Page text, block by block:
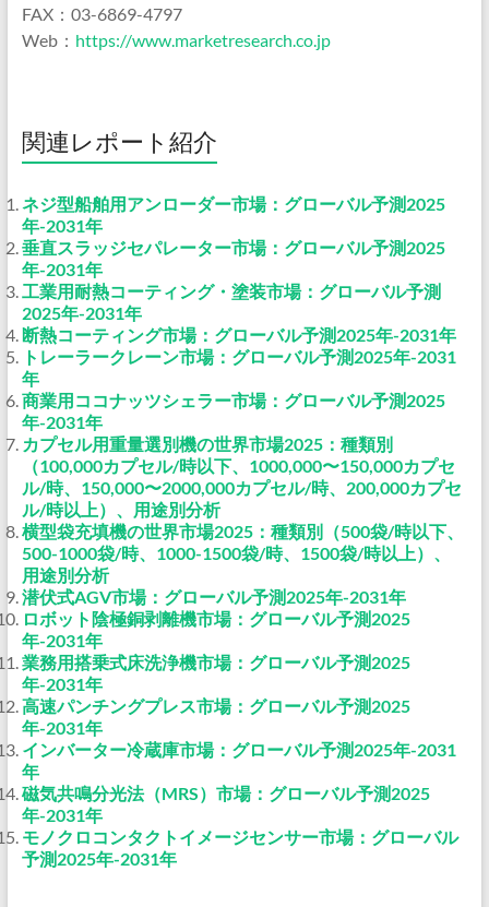
FAX：03-6869-4797
Web： https://www.marketresearch.co.jp
関連レポート紹介
ネジ型船舶用アンローダー市場：グローバル予測2025
年-2031年
垂直スラッジセパレーター市場：グローバル予測2025
年-2031年
工業用耐熱コーティング・塗装市場：グローバル予測
2025年-2031年
断熱コーティング市場：グローバル予測2025年-2031年
トレーラークレーン市場：グローバル予測2025年-2031
年
商業用ココナッツシェラー市場：グローバル予測2025
年-2031年
カプセル用重量選別機の世界市場2025：種類別
（100,000カプセル/時以下、1000,000〜150,000カプセ
ル/時、150,000〜2000,000カプセル/時、200,000カプセ
ル/時以上）、用途別分析
横型袋充填機の世界市場2025：種類別（500袋/時以下、
500-1000袋/時、1000-1500袋/時、1500袋/時以上）、
用途別分析
潜伏式AGV市場：グローバル予測2025年-2031年
ロボット陰極銅剥離機市場：グローバル予測2025
年-2031年
業務用搭乗式床洗浄機市場：グローバル予測2025
年-2031年
高速パンチングプレス市場：グローバル予測2025
年-2031年
インバーター冷蔵庫市場：グローバル予測2025年-2031
年
磁気共鳴分光法（MRS）市場：グローバル予測2025
年-2031年
モノクロコンタクトイメージセンサー市場：グローバル
予測2025年-2031年